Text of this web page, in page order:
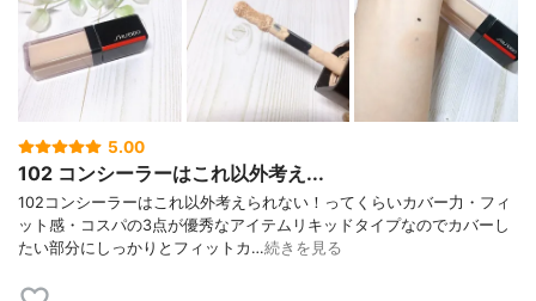
5.00
102 コンシーラーはこれ以外考え...
102コンシーラーはこれ以外考えられない！ってくらいカバー力・フィ
ット感・コスパの3点が優秀なアイテムリキッドタイプなのでカバーし
たい部分にしっかりとフィットカ…続きを見る